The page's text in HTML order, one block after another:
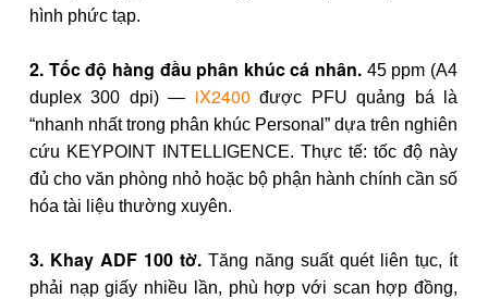
hình phức tạp.
2. Tốc độ hàng đầu phân khúc cá nhân. 45 ppm (A4
duplex 300 dpi) — iX2400 được PFU quảng bá là
“nhanh nhất trong phân khúc Personal” dựa trên nghiên
cứu KEYPOINT INTELLIGENCE. Thực tế: tốc độ này
đủ cho văn phòng nhỏ hoặc bộ phận hành chính cần số
hóa tài liệu thường xuyên.
3. Khay ADF 100 tờ. Tăng năng suất quét liên tục, ít
phải nạp giấy nhiều lần, phù hợp với scan hợp đồng,